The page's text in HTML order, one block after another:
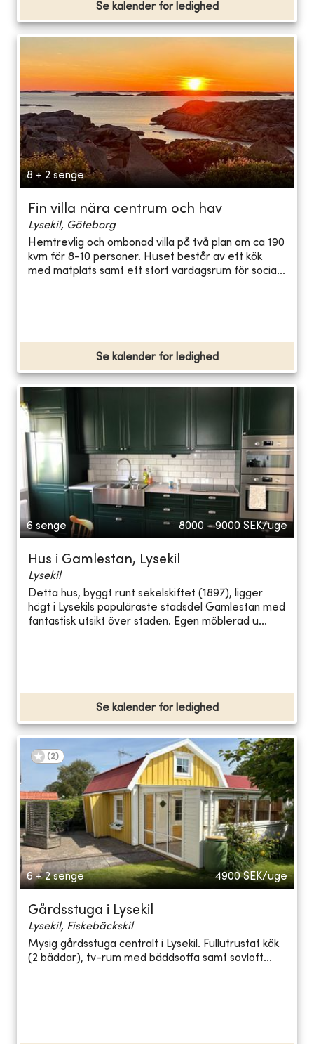
Se kalender for ledighed
8 + 2 senge
Fin villa nära centrum och hav
Lysekil, Göteborg
Hemtrevlig och ombonad villa på två plan om ca 190
kvm för 8-10 personer. Huset består av ett kök
med matplats samt ett stort vardagsrum för socia...
Se kalender for ledighed
6 senge 8000 - 9000 SEK/uge
Hus i Gamlestan, Lysekil
Lysekil
Detta hus, byggt runt sekelskiftet (1897), ligger
högt i Lysekils populäraste stadsdel Gamlestan med
fantastisk utsikt över staden. Egen möblerad u...
Se kalender for ledighed
(2)
6 + 2 senge 4900 SEK/uge
Gårdsstuga i Lysekil
Lysekil, Fiskebäckskil
Mysig gårdsstuga centralt i Lysekil. Fullutrustat kök
(2 bäddar), tv-rum med bäddsoffa samt sovloft...